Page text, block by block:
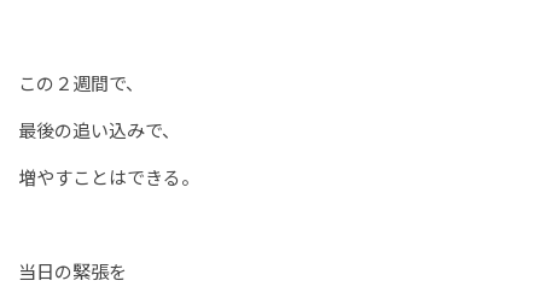
この２週間で、
最後の追い込みで、
増やすことはできる。
当日の緊張を